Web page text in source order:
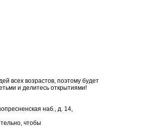
всех возрастов, поэтому будет
и делитесь открытиями!
наб., д. 14,
чтобы